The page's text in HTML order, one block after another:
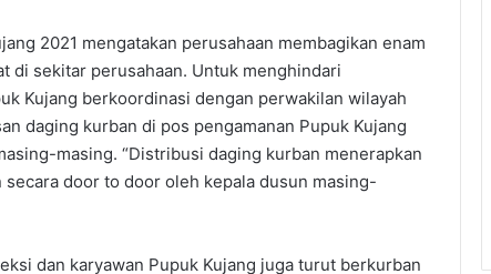
2021 mengatakan perusahaan membagikan enam
di sekitar perusahaan. Untuk menghindari
Kujang berkoordinasi dengan perwakilan wilayah
daging kurban di pos pengamanan Pupuk Kujang
masing. “Distribusi daging kurban menerapkan
door to door oleh kepala dusun masing-
dan karyawan Pupuk Kujang juga turut berkurban